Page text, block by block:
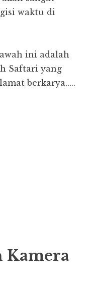
waktu di
ini adalah
Saftari yang
berkarya…..
Kamera